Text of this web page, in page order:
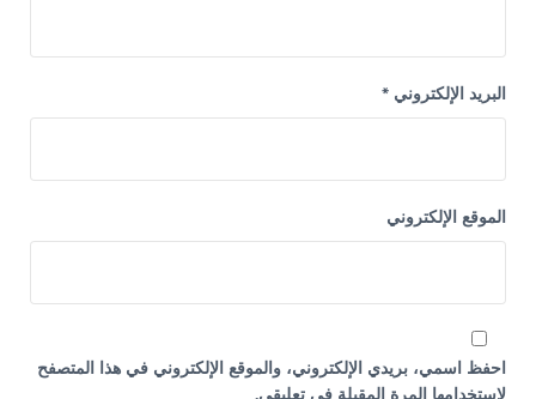
البريد الإلكتروني *
الموقع الإلكتروني
احفظ اسمي، بريدي الإلكتروني، والموقع الإلكتروني في هذا المتصفح